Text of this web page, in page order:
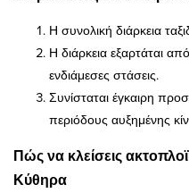
Η συνολική διάρκεια
Η διάρκεια εξαρτάται
ενδιάμεσες στάσεις.
Συνίσταται έγκαιρη
περιόδους αυξημένης
Πώς να κλείσεις
Κύθηρα